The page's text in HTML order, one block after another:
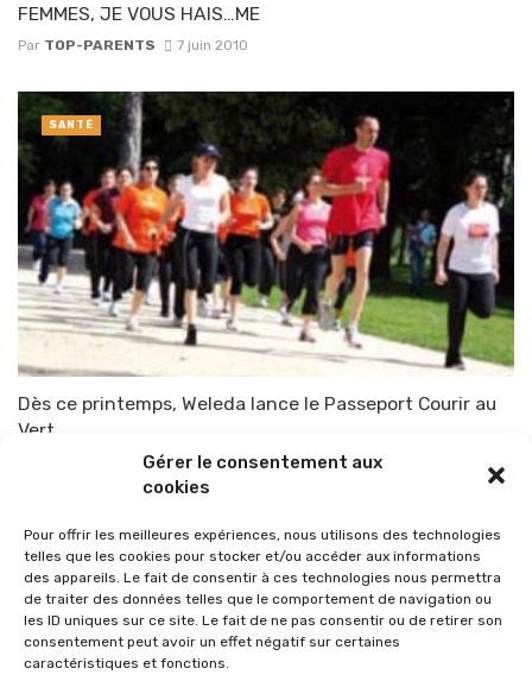
Gérer le consentement aux
cookies
Pour offrir les meilleures expériences, nous utilisons des technologies
telles que les cookies pour stocker et/ou accéder aux informations
des appareils. Le fait de consentir à ces technologies nous permettra
de traiter des données telles que le comportement de navigation ou
les ID uniques sur ce site. Le fait de ne pas consentir ou de retirer son
consentement peut avoir un effet négatif sur certaines
caractéristiques et fonctions.
FEMMES, JE VOUS HAIS…ME
Par TOP-PARENTS 7 juin 2010
Dès ce printemps, Weleda lance le Passeport Courir au
Vert
TOP-PARENTS 4 mars 2010
SANTÉ